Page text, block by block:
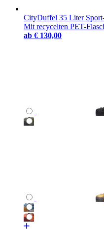
CityDuffel 35 Liter
Mit recycelten PET-
ab € 130,00